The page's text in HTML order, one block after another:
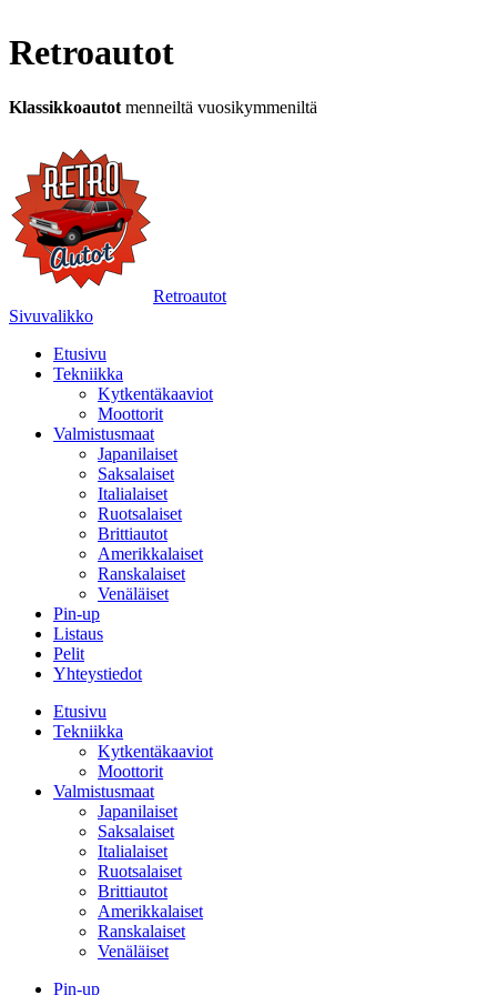
Retroautot
Klassikkoautot menneiltä vuosikymmeniltä
Retroautot
Sivuvalikko
Etusivu
Tekniikka
Kytkentäkaaviot
Moottorit
Valmistusmaat
Japanilaiset
Saksalaiset
Italialaiset
Ruotsalaiset
Brittiautot
Amerikkalaiset
Ranskalaiset
Venäläiset
Pin-up
Listaus
Pelit
Yhteystiedot
Etusivu
Tekniikka
Kytkentäkaaviot
Moottorit
Valmistusmaat
Japanilaiset
Saksalaiset
Italialaiset
Ruotsalaiset
Brittiautot
Amerikkalaiset
Ranskalaiset
Venäläiset
Pin-up